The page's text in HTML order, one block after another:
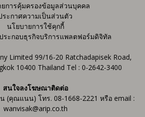
การคุ้มครองข้อมูลส่วนบุคคล
ระกาศความเป็นส่วนตัว
นโยบายการใช้คุกกี้
ระกอบธุรกิจบริการแพลตฟอร์มดิจิทัล
Limited 99/16-20 Ratchadapisek Road,
10400 Thailand Tel : 0-2642-3400
สนใจลงโฆษณาติดต่อ
(คุณแนน) โทร. 08-1668-2221 หรือ email :
wanvisak@arip.co.th